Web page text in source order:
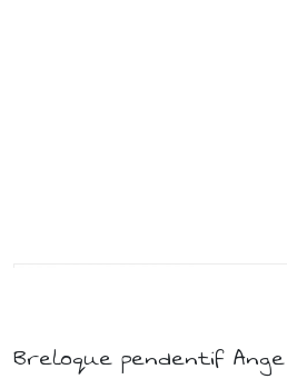
Breloque pendentif